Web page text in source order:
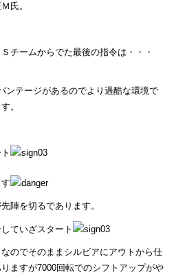
氏。
チームからでた最後の指令は・・・
ンテージがあるのでより過酷な環境で
。
陣を切るであります。
ていざスタート
のでそのままシルビアにアウトから仕
ますが7000回転でのシフトアップがや